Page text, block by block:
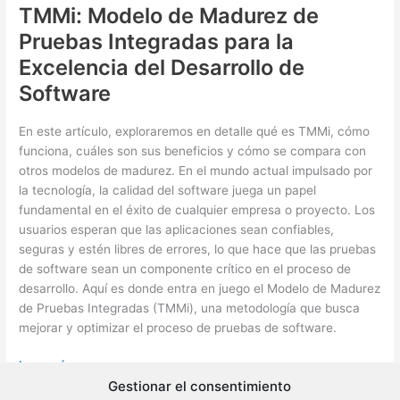
Gestionar el consentimiento
TMMi: Modelo de Madurez de
Pruebas Integradas para la
Excelencia del Desarrollo de
Software
En este artículo, exploraremos en detalle qué es TMMi, cómo
funciona, cuáles son sus beneficios y cómo se compara con
otros modelos de madurez. En el mundo actual impulsado por
la tecnología, la calidad del software juega un papel
fundamental en el éxito de cualquier empresa o proyecto. Los
usuarios esperan que las aplicaciones sean confiables,
seguras y estén libres de errores, lo que hace que las pruebas
de software sean un componente crítico en el proceso de
desarrollo. Aquí es donde entra en juego el Modelo de Madurez
de Pruebas Integradas (TMMi), una metodología que busca
mejorar y optimizar el proceso de pruebas de software.
TMMi:
Leer más »